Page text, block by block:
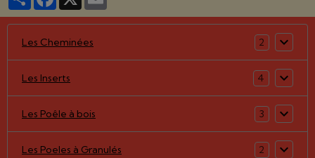
Les Cheminées 2
Les Inserts 4
Les Poêle à bois 3
Les Poeles à Granulés 2